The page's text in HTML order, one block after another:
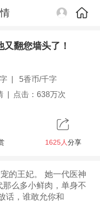
翻您墙头了！
5香币/千字
点击：638万次
1625人分享
的王妃。 她一代医神
么多小鲜肉，单身不
话，谁敢允你和